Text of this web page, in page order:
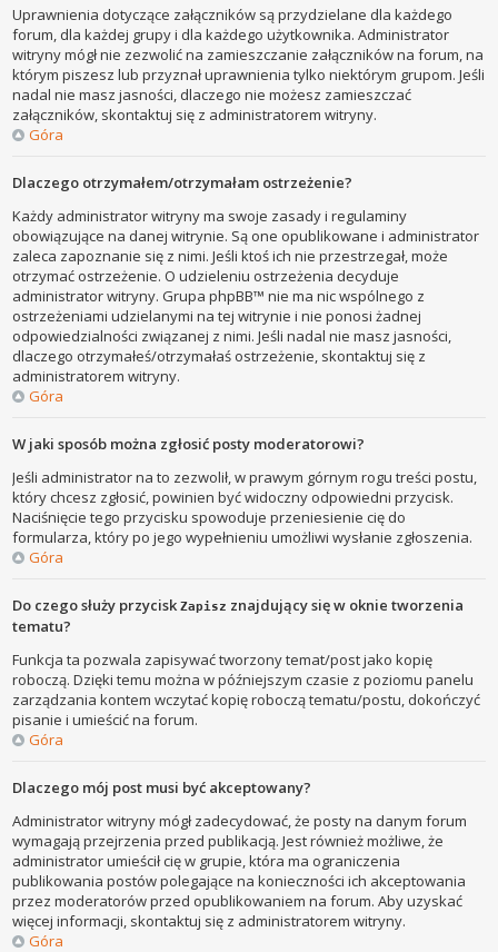
Uprawnienia dotyczące załączników są przydzielane dla każdego
forum, dla każdej grupy i dla każdego użytkownika. Administrator
witryny mógł nie zezwolić na zamieszczanie załączników na forum, na
którym piszesz lub przyznał uprawnienia tylko niektórym grupom. Jeśli
nadal nie masz jasności, dlaczego nie możesz zamieszczać
załączników, skontaktuj się z administratorem witryny.
Góra
Dlaczego otrzymałem/otrzymałam ostrzeżenie?
Każdy administrator witryny ma swoje zasady i regulaminy
obowiązujące na danej witrynie. Są one opublikowane i administrator
zaleca zapoznanie się z nimi. Jeśli ktoś ich nie przestrzegał, może
otrzymać ostrzeżenie. O udzieleniu ostrzeżenia decyduje
administrator witryny. Grupa phpBB™ nie ma nic wspólnego z
ostrzeżeniami udzielanymi na tej witrynie i nie ponosi żadnej
odpowiedzialności związanej z nimi. Jeśli nadal nie masz jasności,
dlaczego otrzymałeś/otrzymałaś ostrzeżenie, skontaktuj się z
administratorem witryny.
Góra
W jaki sposób można zgłosić posty moderatorowi?
Jeśli administrator na to zezwolił, w prawym górnym rogu treści postu,
który chcesz zgłosić, powinien być widoczny odpowiedni przycisk.
Naciśnięcie tego przycisku spowoduje przeniesienie cię do
formularza, który po jego wypełnieniu umożliwi wysłanie zgłoszenia.
Góra
Do czego służy przyciskZapisz znajdujący się w oknie tworzenia
tematu?
Funkcja ta pozwala zapisywać tworzony temat/post jako kopię
roboczą. Dzięki temu można w późniejszym czasie z poziomu panelu
zarządzania kontem wczytać kopię roboczą tematu/postu, dokończyć
pisanie i umieścić na forum.
Góra
Dlaczego mój post musi być akceptowany?
Administrator witryny mógł zadecydować, że posty na danym forum
wymagają przejrzenia przed publikacją. Jest również możliwe, że
administrator umieścił cię w grupie, która ma ograniczenia
publikowania postów polegające na konieczności ich akceptowania
przez moderatorów przed opublikowaniem na forum. Aby uzyskać
więcej informacji, skontaktuj się z administratorem witryny.
Góra